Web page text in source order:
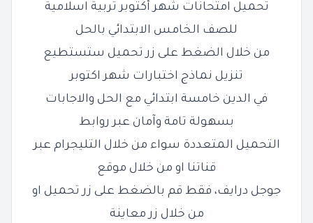
تحميل امتحانات شهر أكتوبر تربية اسلامية
للصف الخامس الابتدائي بالحل
من خلال الضغط على زر تحميل ستستطيع
تنزيل نماذج اختبارات شهر اكتوبر
في الدين خامسة ابتدائي مع الحل والاجابات
بسهولة تامة وآمان عبر روابط
التحميل المتعددة سواء من خلال التليجرام عبر
قناتنا او من خلال موقع
جوجل درايف، فقط قم بالضغط على زر تحميل او
من خلال زر معاينة